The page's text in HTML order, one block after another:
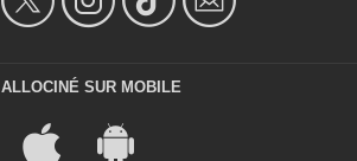
ALLOCINÉ SUR MOBILE